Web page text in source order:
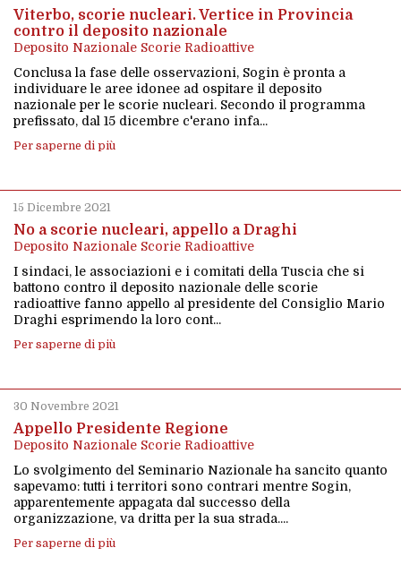
Viterbo, scorie nucleari. Vertice in Provincia
contro il deposito nazionale
Deposito Nazionale Scorie Radioattive
Conclusa la fase delle osservazioni, Sogin è pronta a
individuare le aree idonee ad ospitare il deposito
nazionale per le scorie nucleari. Secondo il programma
prefissato, dal 15 dicembre c'erano infa...
Per saperne di più
15 Dicembre 2021
No a scorie nucleari, appello a Draghi
Deposito Nazionale Scorie Radioattive
I sindaci, le associazioni e i comitati della Tuscia che si
battono contro il deposito nazionale delle scorie
radioattive fanno appello al presidente del Consiglio Mario
Draghi esprimendo la loro cont...
Per saperne di più
30 Novembre 2021
Appello Presidente Regione
Deposito Nazionale Scorie Radioattive
Lo svolgimento del Seminario Nazionale ha sancito quanto
sapevamo: tutti i territori sono contrari mentre Sogin,
apparentemente appagata dal successo della
organizzazione, va dritta per la sua strada....
Per saperne di più